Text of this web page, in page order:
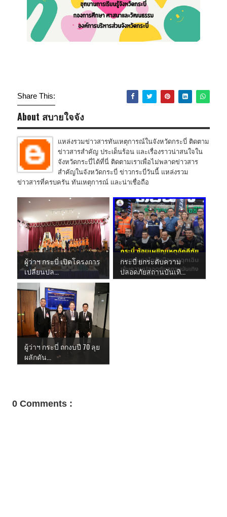
Share This:
About สบายใจจัง
แหล่งรวมข่าวสารทันเหตุการณ์ในจังหวัดกระบี่ ติดตาม
ข่าวสารสำคัญ ประเด็นร้อน และเรื่องราวน่าสนใจใน
จังหวัดกระบี่ได้ที่นี่ ติดตามเราเพื่อไม่พลาดข่าวสาร
สำคัญในจังหวัดกระบี่ ข่าวกระบี่วันนี้ แหล่งรวม
ข่าวสารที่ครบครัน ทันเหตุการณ์ และน่าเชื่อถือ
ผู้ว่าฯ กระบี่ เปิดโครงการ
เปลี่ยนปล...
กระบี่ ยกระดับความ
ปลอดภัยสถานบันเทิ...
ผู้ว่าฯ กระบี่ ถกงบปี 70 ลุย
ผลักดัน...
0 Comments :